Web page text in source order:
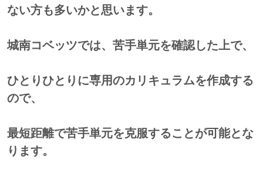
ない方も多いかと思います。
城南コベッツでは、苦手単元を確認した上で、
ひとりひとりに専用のカリキュラムを作成する
ので、
最短距離で苦手単元を克服することが可能とな
ります。